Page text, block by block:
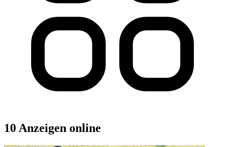
10 Anzeigen online